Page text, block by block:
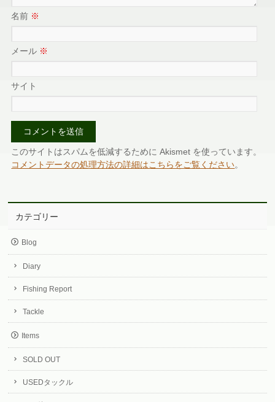
名前 ※
メール ※
サイト
このサイトはスパムを低減するために Akismet を使っています。
コメントデータの処理方法の詳細はこちらをご覧ください。
カテゴリー
Blog
Diary
Fishing Report
Tackle
Items
SOLD OUT
USEDタックル